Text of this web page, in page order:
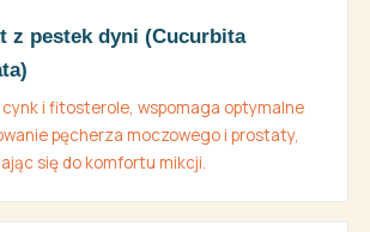
z pestek dyni (Cucurbita
i fitosterole, wspomaga optymalne
pęcherza moczowego i prostaty,
się do komfortu mikcji.